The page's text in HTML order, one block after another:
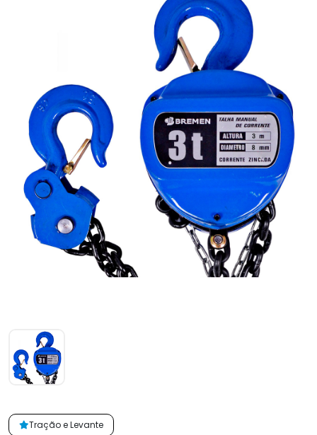
Tração e Levante